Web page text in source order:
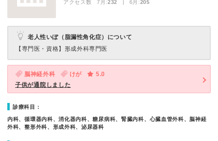
アクセス数 7月:232 | 6月:205
老人性いぼ（脂漏性角化症）について
【専門医・資格】 形成外科専門医
脳神経外科 けが
5.0
子供が通院しました
診療科目：
内科、循環器内科、消化器内科、糖尿病科、腎臓内科、心臓血管外科、脳神経
外科、整形外科、形成外科、泌尿器科